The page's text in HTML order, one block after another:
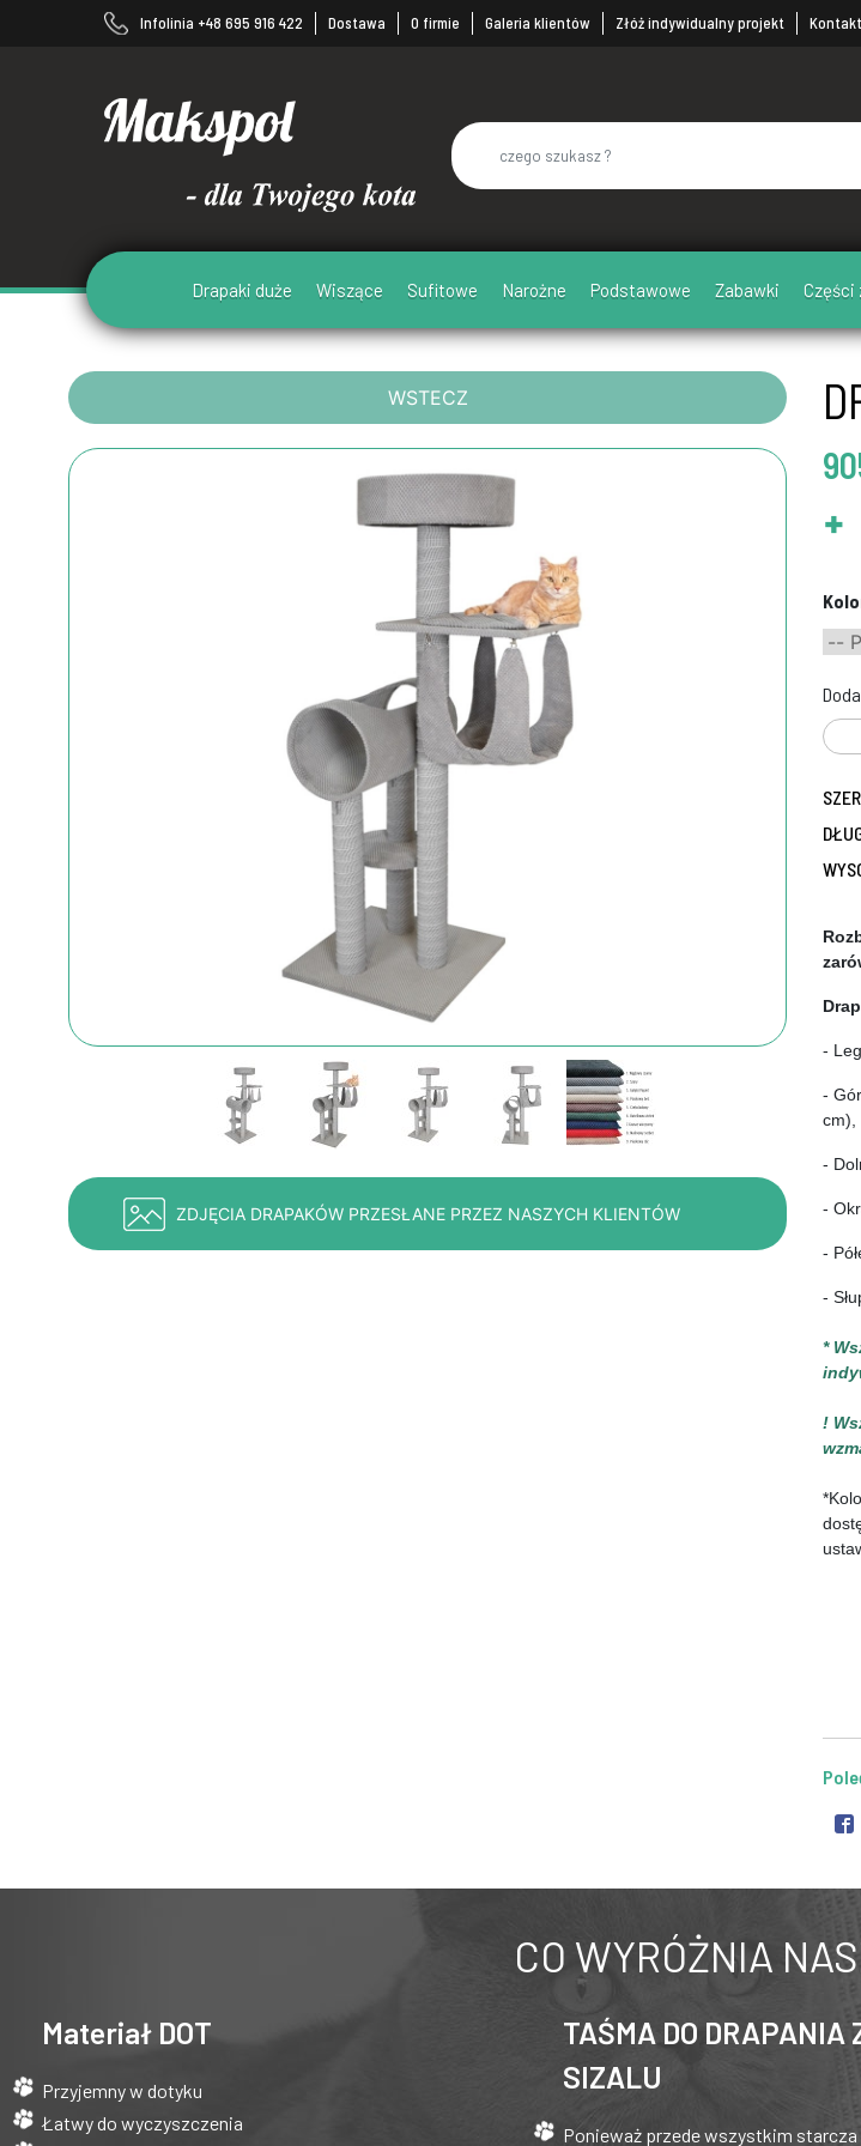
Infolinia +48 695 916 422 Dostawa O firmie Galeria klientów Złóż indywidualny projekt Kontakt
Drapaki duże Wiszące Sufitowe Narożne Podstawowe Zabawki Części
WSTECZ
ZDJĘCIA DRAPAKÓW PRZESŁANE PRZEZ NASZYCH KLIENTÓW
+
-
-
cm),
-
-
-
-
*
!
CO WYRÓŻNIA
Materiał DOT
Przyjemny w dotyku
Łatwy do wyczyszczenia
TAŚMA DO DRAPANIA
SIZALU
Ponieważ przede wszystkim starcza